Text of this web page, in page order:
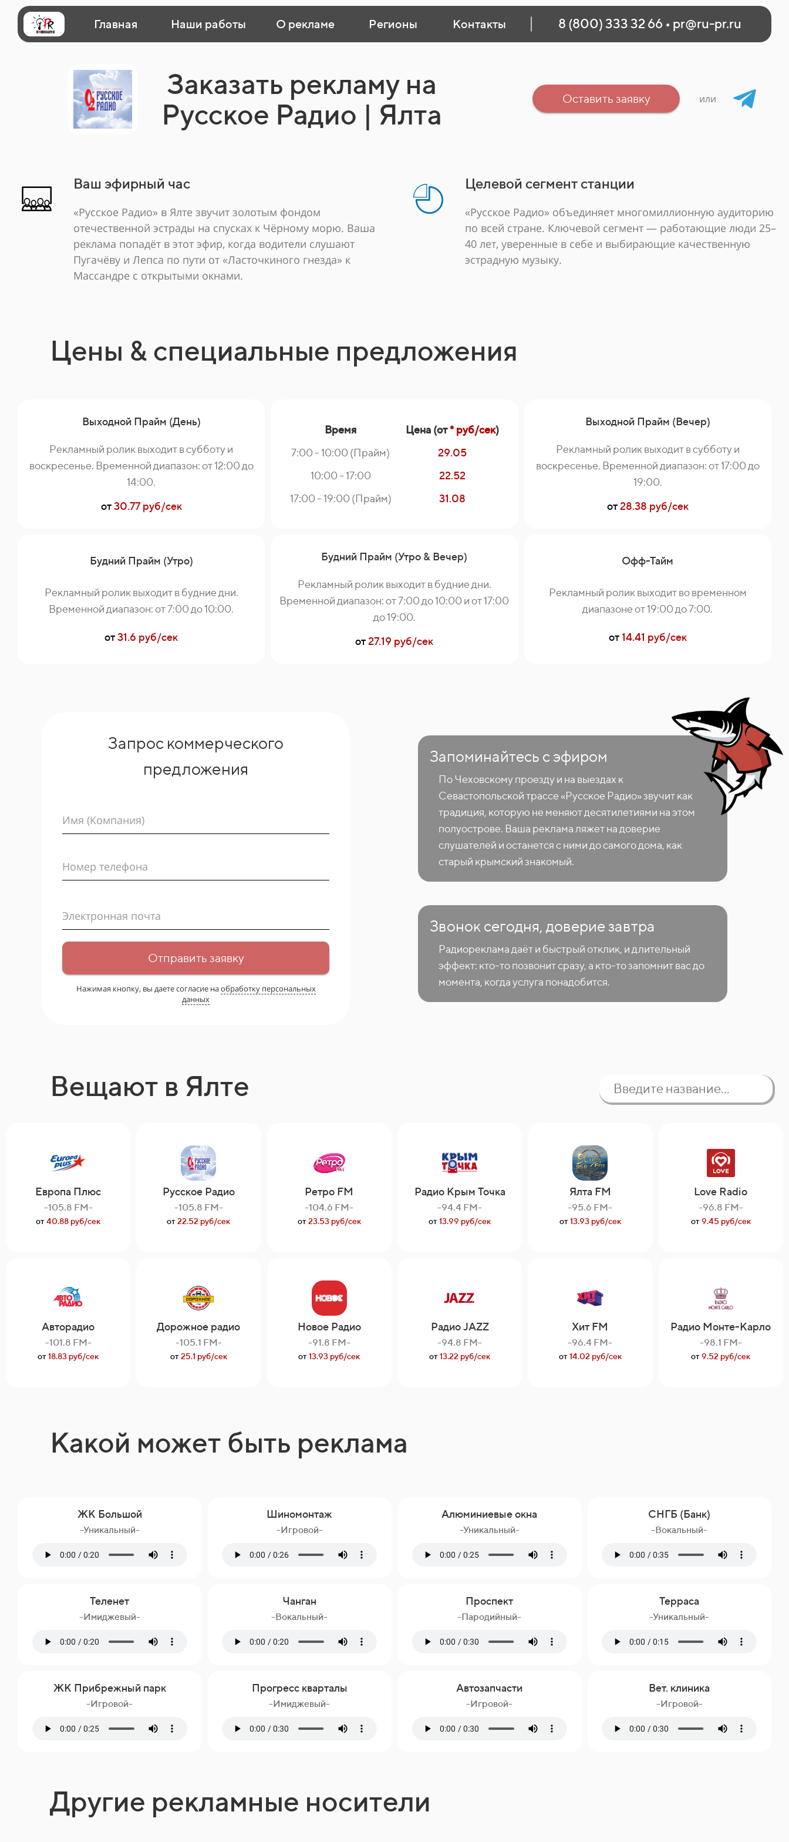
Главная Наши работы О рекламе Регионы Контакты 8 (800) 333 32 66 • pr@ru-pr.ru
Заказать рекламу на
Русское Радио | Ялта
Оставить заявку или
Ваш эфирный час
«Русское Радио» в Ялте звучит золотым фондом
отечественной эстрады на спусках к Чёрному морю. Ваша
реклама попадёт в этот эфир, когда водители слушают
Пугачёву и Лепса по пути от «Ласточкиного гнезда» к
Массандре с открытыми окнами.
Целевой сегмент станции
«Русское Радио» объединяет многомиллионную аудиторию
по всей стране. Ключевой сегмент — работающие люди 25–
40 лет, уверенные в себе и выбирающие качественную
эстрадную музыку.
Цены & специальные предложения
Выходной Прайм (День)
Рекламный ролик выходит в субботу и
воскресенье. Временной диапазон: от 12:00 до
14:00.
от30.77 руб/сек
Время Цена (от* руб/сек)
7:00 - 10:00 (Прайм)
29.05
10:00 - 17:00
22.52
17:00 - 19:00 (Прайм)
31.08
Выходной Прайм (Вечер)
Рекламный ролик выходит в субботу и
воскресенье. Временной диапазон: от 17:00 до
19:00.
от28.38 руб/сек
Будний Прайм (Утро)
Рекламный ролик выходит в будние дни.
Временной диапазон: от 7:00 до 10:00.
от31.6 руб/сек
Будний Прайм (Утро & Вечер)
Рекламный ролик выходит в будние дни.
Временной диапазон: от 7:00 до 10:00 и от 17:00
до 19:00.
от27.19 руб/сек
Офф-Тайм
Рекламный ролик выходит во временном
диапазоне от 19:00 до 7:00.
от14.41 руб/сек
Запрос коммерческого
предложения
Имя (Компания)
Номер телефона
Электронная почта
Отправить заявку
Нажимая кнопку, вы даете согласие наобработку персональных
данных
Запоминайтесь с эфиром
По Чеховскому проезду и на выездах к
Севастопольской трассе «Русское Радио» звучит как
традиция, которую не меняют десятилетиями на этом
полуострове. Ваша реклама ляжет на доверие
слушателей и останется с ними до самого дома, как
старый крымский знакомый.
Звонок сегодня, доверие завтра
Радиореклама даёт и быстрый отклик, и длительный
эффект: кто-то позвонит сразу, а кто-то запомнит вас до
момента, когда услуга понадобится.
Вещают в Ялте
Европа Плюс
-105.8 FM-
от40.88 руб/сек
Авторадио
-101.8 FM-
от18.83 руб/сек
Русское Радио
-105.8 FM-
от22.52 руб/сек
Дорожное радио
-105.1 FM-
от25.1 руб/сек
Ретро FM
-104.6 FM-
от23.53 руб/сек
Новое Радио
-91.8 FM-
от13.93 руб/сек
Радио Крым Точка
-94.4 FM-
от13.99 руб/сек
Радио JAZZ
-94.8 FM-
от13.22 руб/сек
Ялта FM
-95.6 FM-
от13.93 руб/сек
Хит FM
-96.4 FM-
от14.02 руб/сек
Love Radio
-96.8 FM-
от9.45 руб/сек
Радио Монте-Карло
-98.1 FM-
от9.52 руб/сек
Какой может быть реклама
ЖК Большой
-Уникальный-
Шиномонтаж
-Игровой-
Алюминиевые окна
-Уникальный-
СНГБ (Банк)
-Вокальный-
Теленет
-Имиджевый-
Чанган
-Вокальный-
Проспект
-Пародийный-
Терраса
-Уникальный-
ЖК Прибрежный парк
-Игровой-
Прогресс кварталы
-Имиджевый-
Автозапчасти
-Игровой-
Вет. клиника
-Игровой-
Другие рекламные носители